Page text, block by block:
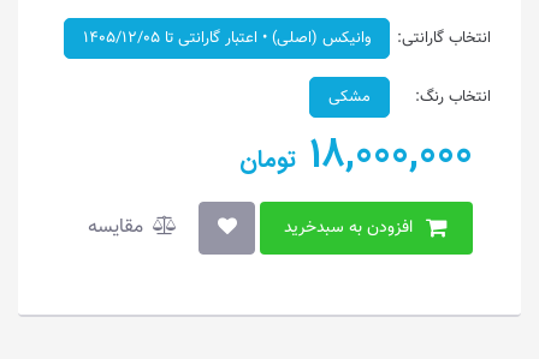
انتخاب گارانتی: وانیکس (اصلی) • اعتبار گارانتی تا ۱۴۰۵/۱۲/۰۵
انتخاب رنگ: مشکی
18,000,000 تومان
افزودن به سبدخرید مقایسه